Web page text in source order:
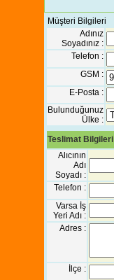
Müşteri Bilgileri
Adınız
Soyadınız :
Telefon :
GSM :
E-Posta :
Bulunduğunuz
Ülke :
Teslimat Bilgileri
Alıcının
Adı
Soyadı :
Telefon :
Varsa İş
Yeri Adı :
Adres :
İlçe :